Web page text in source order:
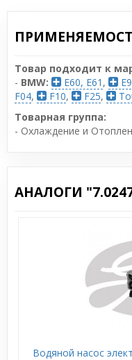
Товар подходит к
- BMW: E60, E61 ,
F04, F10, F25,
Товарная группа:
- Охлаждение и
АНАЛОГИ
Водяной насос